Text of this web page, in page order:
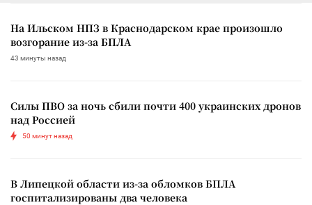
На Ильском НПЗ в Краснодарском крае произошло
возгорание из-за БПЛА
43 минуты назад
Силы ПВО за ночь сбили почти 400 украинских дронов
над Россией
50 минут назад
В Липецкой области из-за обломков БПЛА
госпитализированы два человека